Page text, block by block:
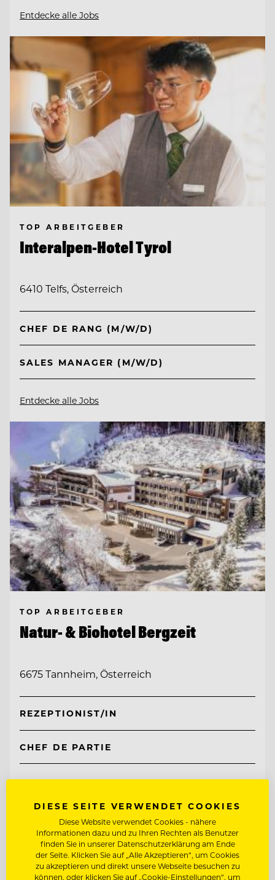
Entdecke alle Jobs
TOP ARBEITGEBER
Interalpen-Hotel Tyrol
6410 Telfs, Österreich
CHEF DE RANG (M/W/D)
SALES MANAGER (M/W/D)
Entdecke alle Jobs
TOP ARBEITGEBER
Natur- & Biohotel Bergzeit
6675 Tannheim, Österreich
REZEPTIONIST/IN
CHEF DE PARTIE
DIESE SEITE VERWENDET COOKIES
Diese Website verwendet Cookies - nähere
Informationen dazu und zu Ihren Rechten als Benutzer
finden Sie in unserer Datenschutzerklärung am Ende
der Seite. Klicken Sie auf „Alle Akzeptieren“, um Cookies
zu akzeptieren und direkt unsere Webseite besuchen zu
können, oder klicken Sie auf „Cookie-Einstellungen“, um